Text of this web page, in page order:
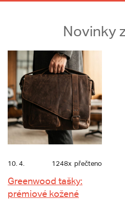
Novinky
10. 4. 1248x přečteno
Greenwood tašky:
prémiové kožené